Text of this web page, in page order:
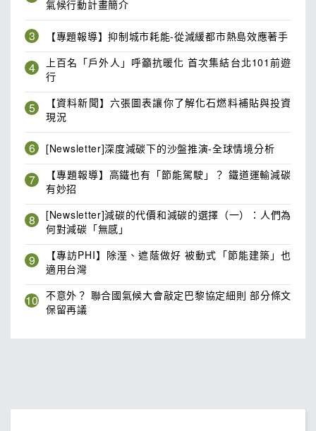
氣候行動計畫簡介
3 【專題報導】抑制城市耗能-從減緩都市熱島效應著手
4
上百名「戶外人」呼籲抗暖化 首次集結台北101前遊
行
5
【資料新聞】六張圖表讓你了解化石燃料補貼與投資
現況
6 [Newsletter]深度減碳下的沙盤推演-全球情境分析
7
【專題報導】高鐵也有「節能駕駛」？ 鐵道運輸減碳
有妙招
8
[Newsletter]減碳的代價和減碳的選擇（一）：人們為
何對減碳「無感」
9
【專訪PHI】除溼、遮蔭做好 被動式「節能建築」也
適用台灣
10 不意外？ 聯合國氣候大會敲定巴黎協定細則 部分條文
保留再議